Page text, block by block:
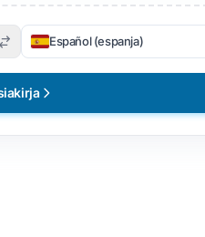
Español (espanja)